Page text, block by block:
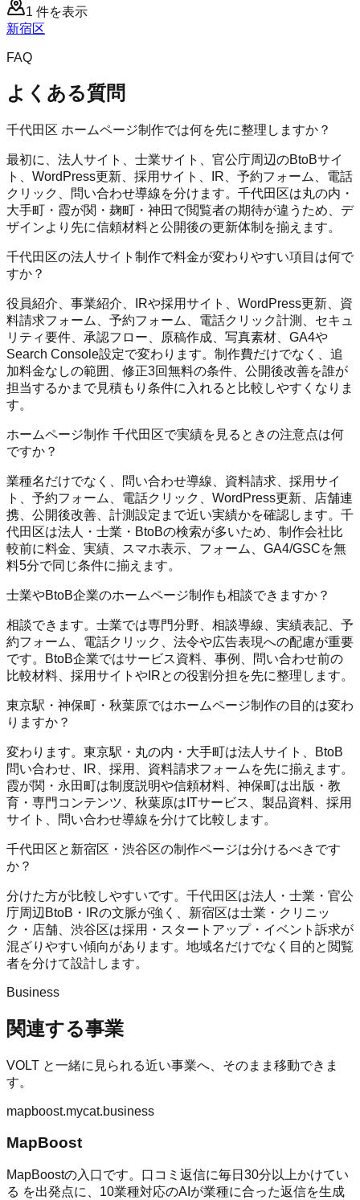
1 件を表示
新宿区
FAQ
よくある質問
千代田区 ホームページ制作では何を先に整理しますか？
最初に、法人サイト、士業サイト、官公庁周辺のBtoBサイ
ト、WordPress更新、採用サイト、IR、予約フォーム、電話
クリック、問い合わせ導線を分けます。千代田区は丸の内・
大手町・霞が関・麹町・神田で閲覧者の期待が違うため、デ
ザインより先に信頼材料と公開後の更新体制を揃えます。
千代田区の法人サイト制作で料金が変わりやすい項目は何で
すか？
役員紹介、事業紹介、IRや採用サイト、WordPress更新、資
料請求フォーム、予約フォーム、電話クリック計測、セキュ
リティ要件、承認フロー、原稿作成、写真素材、GA4や
Search Console設定で変わります。制作費だけでなく、追
加料金なしの範囲、修正3回無料の条件、公開後改善を誰が
担当するかまで見積もり条件に入れると比較しやすくなりま
す。
ホームページ制作 千代田区で実績を見るときの注意点は何
ですか？
業種名だけでなく、問い合わせ導線、資料請求、採用サイ
ト、予約フォーム、電話クリック、WordPress更新、店舗連
携、公開後改善、計測設定まで近い実績かを確認します。千
代田区は法人・士業・BtoBの検索が多いため、制作会社比
較前に料金、実績、スマホ表示、フォーム、GA4/GSCを無
料5分で同じ条件に揃えます。
士業やBtoB企業のホームページ制作も相談できますか？
相談できます。士業では専門分野、相談導線、実績表記、予
約フォーム、電話クリック、法令や広告表現への配慮が重要
です。BtoB企業ではサービス資料、事例、問い合わせ前の
比較材料、採用サイトやIRとの役割分担を先に整理します。
東京駅・神保町・秋葉原ではホームページ制作の目的は変わ
りますか？
変わります。東京駅・丸の内・大手町は法人サイト、BtoB
問い合わせ、IR、採用、資料請求フォームを先に揃えます。
霞が関・永田町は制度説明や信頼材料、神保町は出版・教
育・専門コンテンツ、秋葉原はITサービス、製品資料、採用
サイト、問い合わせ導線を分けて比較します。
千代田区と新宿区・渋谷区の制作ページは分けるべきです
か？
分けた方が比較しやすいです。千代田区は法人・士業・官公
庁周辺BtoB・IRの文脈が強く、新宿区は士業・クリニッ
ク・店舗、渋谷区は採用・スタートアップ・イベント訴求が
混ざりやすい傾向があります。地域名だけでなく目的と閲覧
者を分けて設計します。
Business
関連する事業
VOLT と一緒に見られる近い事業へ、そのまま移動できま
す。
mapboost.mycat.business
MapBoost
MapBoostの入口です。口コミ返信に毎日30分以上かけてい
る を出発点に、10業種対応のAIが業種に合った返信を生成